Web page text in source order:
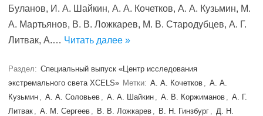
Буланов, И. А. Шайкин, А. А. Кочетков, А. А. Кузьмин, М.
А. Мартьянов, В. В. Ложкарев, М. В. Стародубцев, А. Г.
Литвак, А.… Читать далее »
Раздел: Специальный выпуск «Центр исследования
экстремального света XCELS» Метки: А. А. Кочетков , А. А.
Кузьмин , А. А. Соловьев , А. А. Шайкин , А. В. Коржиманов , А. Г.
Литвак , А. М. Сергеев , В. В. Ложкарев , В. Н. Гинзбург , Д. Н.